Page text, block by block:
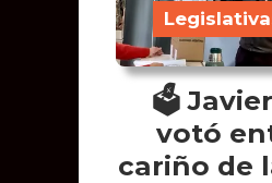
🗳
votó
cariño de